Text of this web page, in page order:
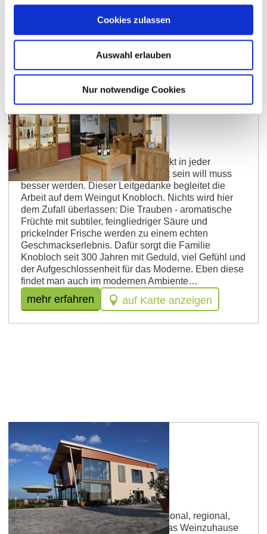
Cookies zulassen
Auswahl erlauben
Nur notwendige Cookies
Dorn-Dürkheim
Weingut Knobloch
Die Begeisterung des Winzers steckt in jeder
Flasche Wein. Philosophie Wer gut sein will muss
besser werden. Dieser Leitgedanke begleitet die
Arbeit auf dem Weingut Knobloch. Nichts wird hier
dem Zufall überlassen: Die Trauben - aromatische
Früchte mit subtiler, feingliedriger Säure und
prickelnder Frische werden zu einem echten
Geschmackserlebnis. Dafür sorgt die Familie
Knobloch seit 300 Jahren mit Geduld, viel Gefühl und
der Aufgeschlossenheit für das Moderne. Eben diese
findet man auch im modernen Ambiente…
mehr erfahren auf Karte anzeigen
Mommenheim
Weinzuhause
Betriebsart: Restaurant Küche: saisonal, regional,
vegetarisch, vegan, international Das Weinzuhause